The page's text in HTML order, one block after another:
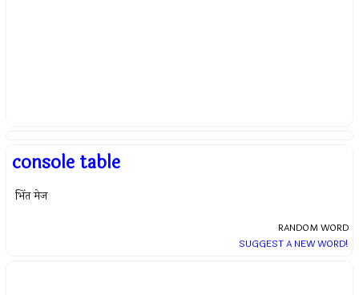
console table
भिंत मेज
RANDOM WORD
SUGGEST A NEW WORD!